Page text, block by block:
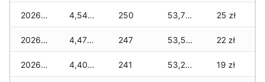
2026-04-11 4,540 zł 250 53,700 zł 25 zł
2026-04-10 4,470 zł 247 53,500 zł 22 zł
2026-04-09 4,400 zł 241 53,220 zł 19 zł